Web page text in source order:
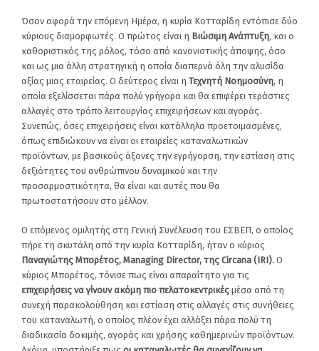
Όσον αφορά την επόμενη Ημέρα, η κυρία Κοτταρίδη εντόπισε δύο
κύριους διαμορφωτές. Ο πρώτος είναι η Βιώσιμη Ανάπτυξη, και ο
καθοριστικός της ρόλος, τόσο από κανονιστικής άποψης, όσο
και ως μια άλλη στρατηγική η οποία διαπερνά όλη την αλυσίδα
αξίας μιας εταιρείας. Ο δεύτερος είναι η Τεχνητή Νοημοσύνη, η
οποία εξελίσσεται πάρα πολύ γρήγορα και θα επιφέρει τεράστιες
αλλαγές στο τρόπο λειτουργίας επιχειρήσεων και αγοράς.
Συνεπώς, όσες επιχειρήσεις είναι κατάλληλα προετοιμασμένες,
όπως επιδιώκουν να είναι οι εταιρείες καταναλωτικών
προϊόντων, με βασικούς άξονες την εγρήγορση, την εστίαση στις
δεξιότητες του ανθρώπινου δυναμικού και την
προσαρμοστικότητα, θα είναι και αυτές που θα
πρωτοστατήσουν στο μέλλον.
Ο επόμενος ομιλητής στη Γενική Συνέλευση του ΕΣΒΕΠ, ο οποίος
πήρε τη σκυτάλη από την κυρία Κοτταρίδη, ήταν ο κύριος
Παναγιώτης Μπορέτος, Managing Director, της Circana (IRI). Ο
κύριος Μπορέτος, τόνισε πως είναι απαραίτητο για τις
επιχειρήσεις να γίνουν ακόμη πιο πελατοκεντρικές μέσα από τη
συνεχή παρακολούθηση και εστίαση στις αλλαγές στις συνήθειες
του καταναλωτή, ο οποίος πλέον έχει αλλάξει πάρα πολύ τη
διαδικασία δοκιμής, αγοράς και χρήσης καθημερινών προϊόντων.